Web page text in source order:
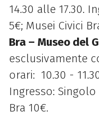
14.30 alle 17.30.
5€; Musei Civici
Bra – Museo del
esclusivamente
orari: 10.30 -
Ingresso: Singolo
Bra 10€.